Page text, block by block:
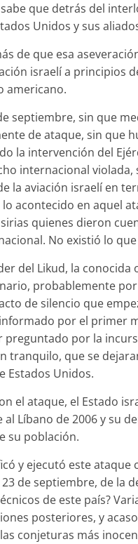
que detrás del
Unidos y sus
de que esa
israelí a principios
americano.
septiembre, sin que
de ataque, sin que
la intervención del
internacional
la aviación israelí en
acontecido en aquel
quienes dieron
No existió lo
del Likud, la
probablemente
de silencio que
por el primer
preguntado por la
tranquilo, que se
Estados Unidos.
el ataque, el Estado
Líbano de 2006 y su
su población.
y ejecutó este
de septiembre, de la
de este país?
posteriores, y
conjeturas más